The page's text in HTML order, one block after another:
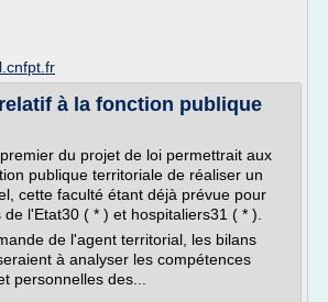
à la fonction publique
du projet de loi permettrait aux
publique territoriale de réaliser un
cette faculté étant déjà prévue pour
l'Etat30 ( * ) et hospitaliers31 ( * ).
de l'agent territorial, les bilans
à analyser les compétences
personnelles des...